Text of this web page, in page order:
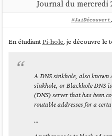
zone DNS surhttps://lebureau.coop/
Voici quelques éléments de
https://docs.gandi.net/fr/
https://docs.gandi.net/fr/
récupérer la zone DNS : sur
domaine, puis sur
contenu de la zone de texte
désactiver DNSSEC :
https://docs.gandi.net/fr/
Journal du mercredi
#JaiDécouvert,
En étudiantPi-hole, je découvre le
A DNS sinkhole, also known
sinkhole, or Blackhole DNS
(DNS) server that has been
routable addresses for a
...